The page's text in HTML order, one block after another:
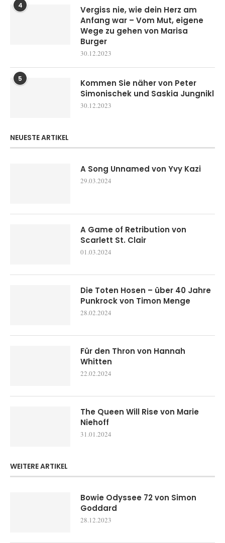
4
Vergiss nie, wie dein Herz am
Anfang war – Vom Mut, eigene
Wege zu gehen von Marisa
Burger
30.12.2023
5
Kommen Sie näher von Peter
Simonischek und Saskia Jungnikl
30.12.2023
NEUESTE ARTIKEL
A Song Unnamed von Yvy Kazi
29.03.2024
A Game of Retribution von
Scarlett St. Clair
01.03.2024
Die Toten Hosen – über 40 Jahre
Punkrock von Timon Menge
28.02.2024
Für den Thron von Hannah
Whitten
22.02.2024
The Queen Will Rise von Marie
Niehoff
31.01.2024
WEITERE ARTIKEL
Bowie Odyssee 72 von Simon
Goddard
28.12.2023